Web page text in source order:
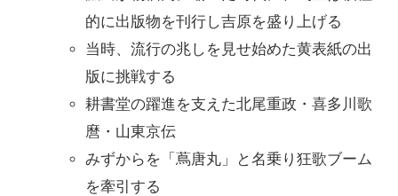
的に出版物を刊行し吉原を盛り上げる
当時、流行の兆しを見せ始めた黄表紙の出
版に挑戦する
耕書堂の躍進を支えた北尾重政・喜多川歌
麿・山東京伝
みずからを「蔦唐丸」と名乗り狂歌ブーム
を牽引する